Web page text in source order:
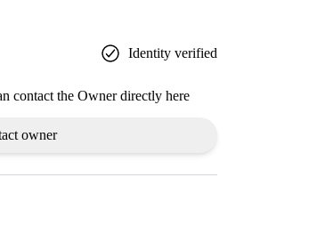
Identity verified
contact the Owner directly here
owner